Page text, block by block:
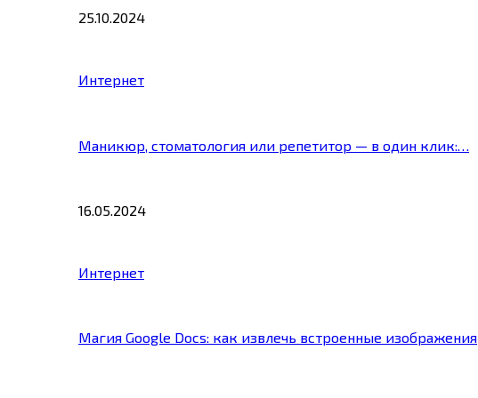
25.10.2024
Интернет
Маникюр, стоматология или репетитор — в один клик:…
16.05.2024
Интернет
Магия Google Docs: как извлечь встроенные изображения